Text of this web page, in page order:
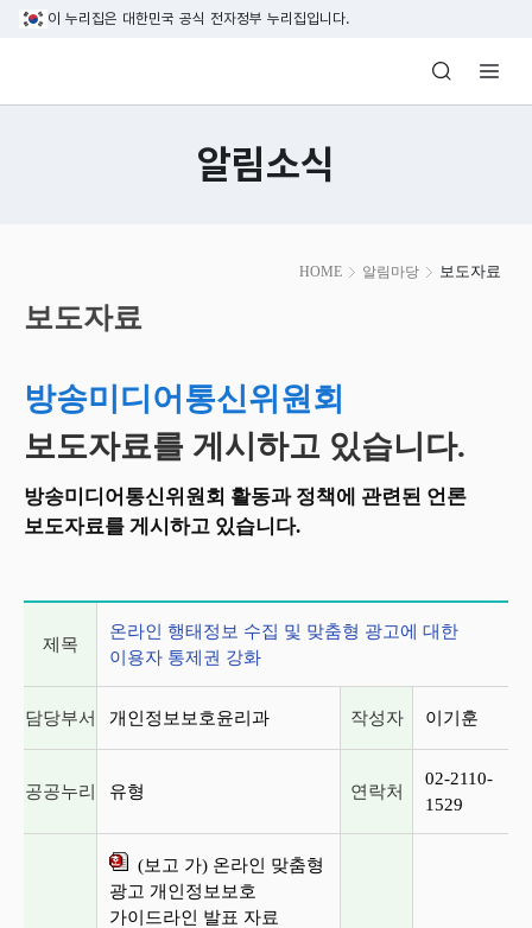
본문 바로가기
이 누리집은 대한민국 공식 전자정부 누리집입니다.
방송미디어통신위원회 Korea Media
알림소식
HOME 알림마당 보도자료
시
작
보도자료
방송미디어통신위원회
보도자료를 게시하고 있습니다.
방송미디어통신위원회 활동과 정책에 관련된 언론
보도자료를 게시하고 있습니다.
제목
온라인 행태정보 수집 및 맞춤형 광고에 대한
이용자 통제권 강화
담당부서 개인정보보호윤리과 작성자 이기훈
공공누리 유형 연락처
02-2110-
1529
(보고 가) 온라인 맞춤형
광고 개인정보보호
가이드라인 발표 자료